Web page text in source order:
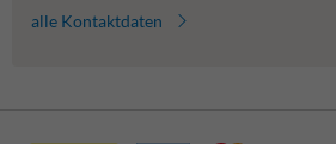
alle Kontaktdaten